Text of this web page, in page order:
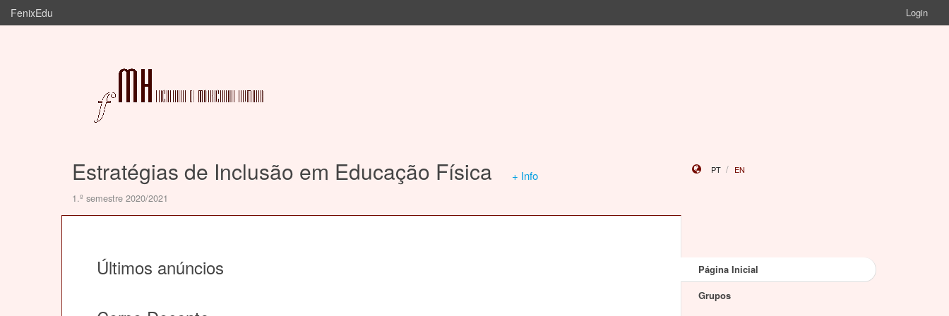
FenixEdu Login
Estratégias de Inclusão em Educação Física + Info
1.º semestre 2020/2021
PT EN
Últimos anúncios
Página Inicial
Grupos